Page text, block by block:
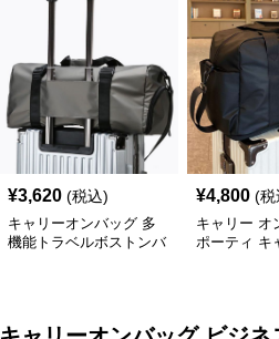
¥3,620 (税込)
キャリーオンバッグ 多
機能トラベルボストンバ
¥4,800 (税
キャリー オ
ポーティ キ